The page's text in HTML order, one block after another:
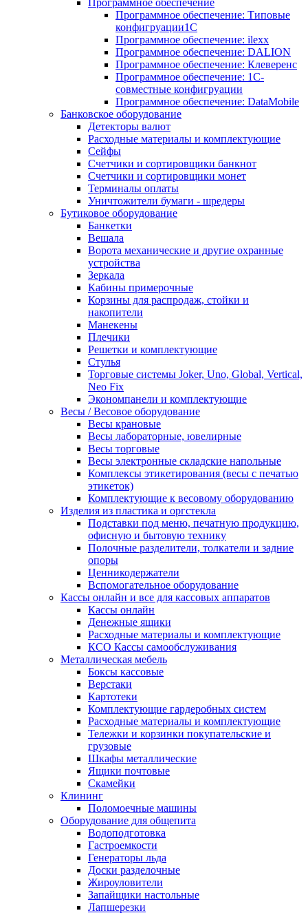
Программное обеспечение
Программное обеспечение: Типовые
конфигруации1С
Программное обеспечение: ilexx
Программное обеспечение: DALION
Программное обеспечение: Клеверенс
Программное обеспечение: 1С-
совместные конфигруации
Программное обеспечение: DataMobile
Банковское оборудование
Детекторы валют
Расходные материалы и комплектующие
Сейфы
Счетчики и сортировщики банкнот
Счетчики и сортировщики монет
Терминалы оплаты
Уничтожители бумаги - шредеры
Бутиковое оборудование
Банкетки
Вешала
Ворота механические и другие охранные
устройства
Зеркала
Кабины примерочные
Корзины для распродаж, стойки и
накопители
Манекены
Плечики
Решетки и комплектующие
Стулья
Торговые системы Joker, Uno, Global, Vertical,
Neo Fix
Экономпанели и комплектующие
Весы / Весовое оборудование
Весы крановые
Весы лабораторные, ювелирные
Весы торговые
Весы электронные складские напольные
Комплексы этикетирования (весы с печатью
этикеток)
Комплектующие к весовому оборудованию
Изделия из пластика и оргстекла
Подставки под меню, печатную продукцию,
офисную и бытовую технику
Полочные разделители, толкатели и задние
опоры
Ценникодержатели
Вспомогательное оборудование
Кассы онлайн и все для кассовых аппаратов
Кассы онлайн
Денежные ящики
Расходные материалы и комплектующие
КСО Кассы самообслуживания
Металлическая мебель
Боксы кассовые
Верстаки
Картотеки
Комплектующие гардеробных систем
Расходные материалы и комплектующие
Тележки и корзинки покупательские и
грузовые
Шкафы металлические
Ящики почтовые
Скамейки
Клининг
Поломоечные машины
Оборудование для общепита
Водоподготовка
Гастроемкости
Генераторы льда
Доски разделочные
Жироуловители
Запайщики настольные
Лапшерезки